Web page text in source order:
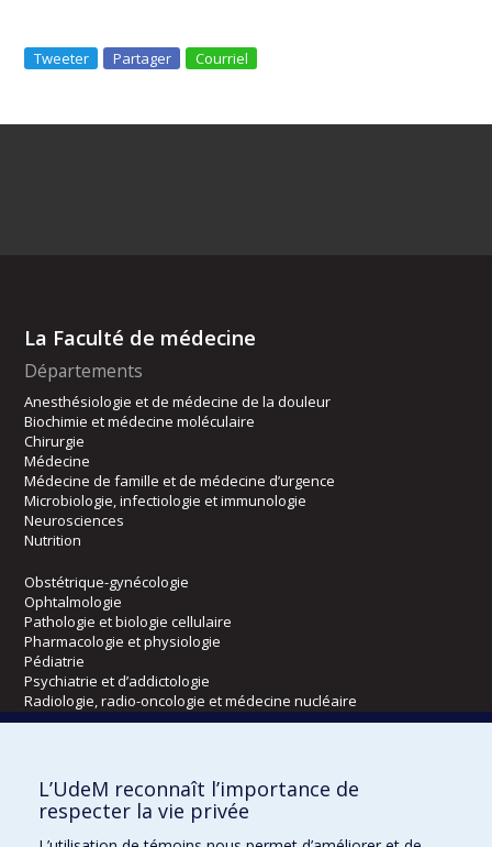
Tweeter Partager Courriel
La Faculté de médecine
Départements
Anesthésiologie et de médecine de la douleur
Biochimie et médecine moléculaire
Chirurgie
Médecine
Médecine de famille et de médecine d’urgence
Microbiologie, infectiologie et immunologie
Neurosciences
Nutrition
Obstétrique-gynécologie
Ophtalmologie
Pathologie et biologie cellulaire
Pharmacologie et physiologie
Pédiatrie
Psychiatrie et d’addictologie
Radiologie, radio-oncologie et médecine nucléaire
Kinésiologie et des sciences de l’activité physique
Orthophonie et audiologie
L’UdeM reconnaît l’importance de
respecter la vie privée